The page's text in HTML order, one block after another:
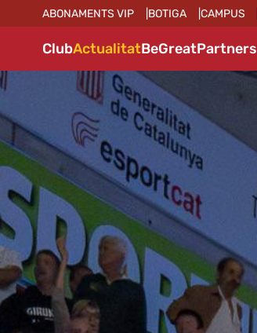
ABONAMENTS VIP BOTIGA CAMPUS
ClubActualitatBeGreatPartners